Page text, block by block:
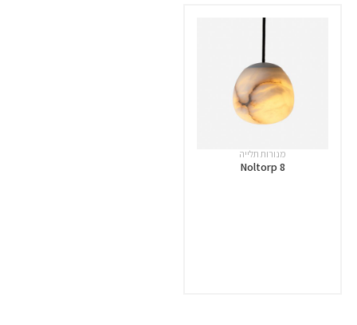
מנורות תלייה
Noltorp 8